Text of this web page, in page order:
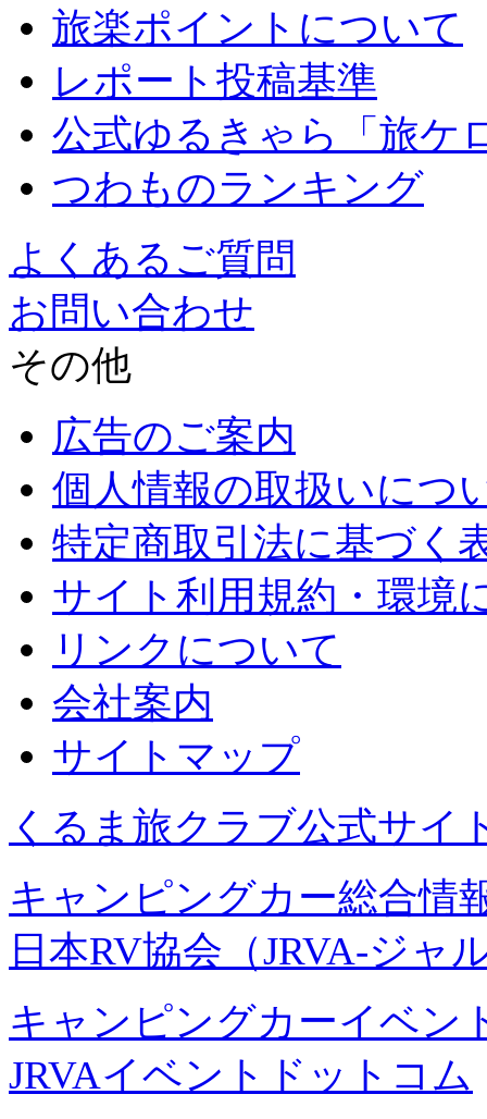
旅楽ポイントについて
レポート投稿基準
公式ゆるきゃら「旅ケ
つわものランキング
よくあるご質問
お問い合わせ
その他
広告のご案内
個人情報の取扱いにつ
特定商取引法に基づく
サイト利用規約・環境
リンクについて
会社案内
サイトマップ
くるま旅クラブ公式サイ
キャンピングカー総合情
日本RV協会（JRVA-ジャ
キャンピングカーイベン
JRVAイベントドットコム